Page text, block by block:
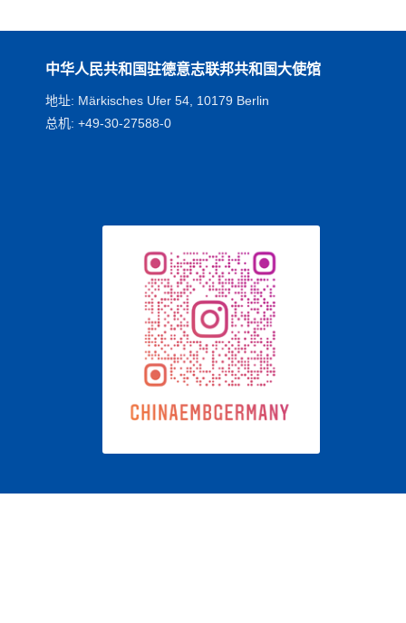
中华人民共和国驻德意志联邦共和国大使馆
地址: Märkisches Ufer 54, 10179 Berlin
总机: +49-30-27588-0